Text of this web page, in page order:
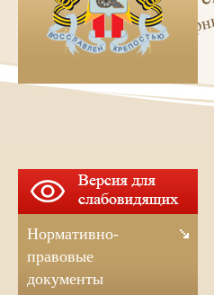
Нормативно-
правовые
документы